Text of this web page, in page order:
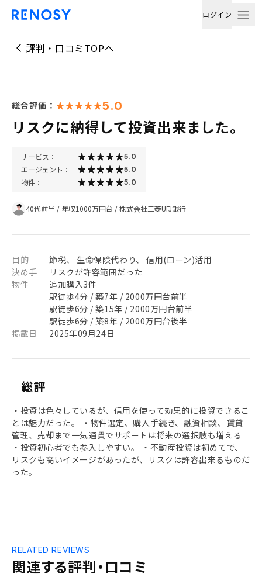
ログイン
評判・口コミTOPへ
総合評価： 5.0
リスクに納得して投資出来ました。
サービス： 5.0
エージェント： 5.0
物件： 5.0
40代前半 / 年収1000万円台 /株式会社三菱UFJ銀行
目的
節税、 生命保険代わり、 信用(ローン)活用
決め手
リスクが許容範囲だった
物件
追加購入3件
駅徒歩4分 / 築7年 / 2000万円台前半
駅徒歩6分 / 築15年 / 2000万円台前半
駅徒歩6分 / 築8年 / 2000万円台後半
掲載日
2025年09月24日
総評
・投資は色々しているが、信用を使って効果的に投資できるこ
とは魅力だった。 ・物件選定、購入手続き、融資相談、賃貸
管理、売却まで一気通貫でサポートは将来の選択肢も増える
・投資初心者でも参入しやすい。 ・不動産投資は初めてで、
リスクも高いイメージがあったが、リスクは許容出来るものだ
った。
関連する評判・口コミ
RELATED REVIEWS